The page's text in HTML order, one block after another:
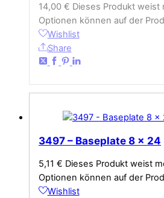
14,00 € Dieses Produkt weist
Optionen können auf der
Wishlist
Share
3497 – Baseplate 8 x 24
5,11 € Dieses Produkt weist
Optionen können auf der
Wishlist